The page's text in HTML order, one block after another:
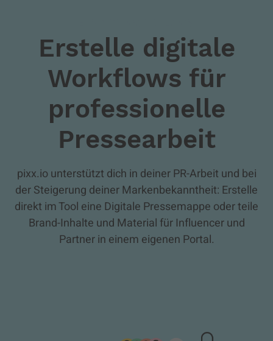
Erstelle digitale
Workflows für
professionelle
Pressearbeit
pixx.io unterstützt dich in deiner PR-Arbeit und bei
der Steigerung deiner Markenbekanntheit: Erstelle
direkt im Tool eine Digitale Pressemappe oder teile
Brand-Inhalte und Material für Influencer und
Partner in einem eigenen Portal.